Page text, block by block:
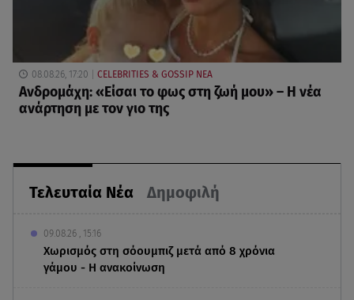
Τελευταία Νέα Δημοφιλή
09.08.26 , 15:16
Χωρισμός στη σόουμπιζ μετά από 8 χρόνια
γάμου - Η ανακοίνωση
08.08.26, 17:20 CELEBRITIES & GOSSIP ΝΕΑ
Ανδρομάχη: «Είσαι το φως στη ζωή μου» – Η νέα
ανάρτηση με τον γιο της